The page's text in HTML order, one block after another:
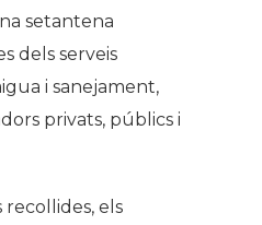
setantena
dels serveis
i sanejament,
privats, públics i
recollides, els